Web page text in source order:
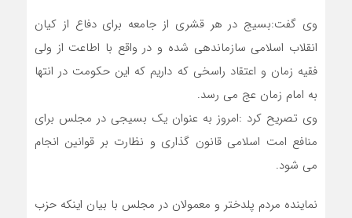
وی گفت:بسیج در هر قشری از جامعه برای دفاع از کیان
انقلاب اسلامی سازماندهی شده و در واقع با اطاعت از ولی
فقیه زمان و اعتقاد راسخی که داریم که این حکومت در انتها
به امام زمان عج می رسد.
وی تصریح کرد :امروز به عنوان یک بسیجی در مجلس برای
منافع امت اسلامی قانون گذاری و نظارت بر قوانین انجام
می شود.
نماینده مردم پلدختر و معمولان در مجلس با بیان اینکه حزب